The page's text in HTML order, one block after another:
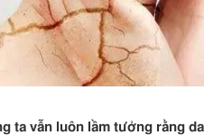
ta vẫn luôn lầm tưởng rằng